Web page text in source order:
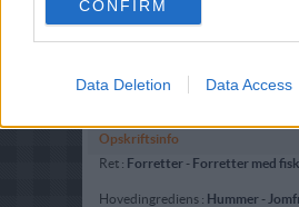
CONFIRM
Data Deletion Data Access
Opskriftsinfo
Ret : Forretter - Forretter med
Hovedingrediens : Hummer -